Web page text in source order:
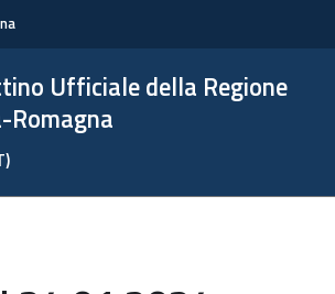
Ufficiale della Regione
Romagna